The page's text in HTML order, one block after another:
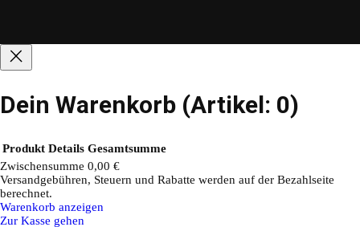
Dein Warenkorb (Artikel: 0)
Produkte
im
Produkt Details Gesamtsumme
Zwischensumme 0,00 €
Versandgebühren, Steuern und Rabatte werden auf der Bezahlseite
berechnet.
Warenkorb anzeigen
Zur Kasse gehen